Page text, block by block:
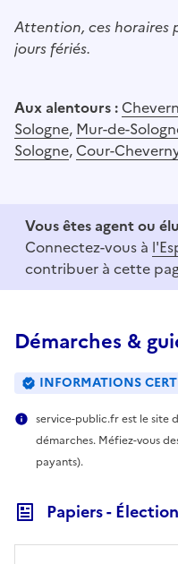
Attention, ces horaires
jours fériés.
Aux alentours :
Sologne, Mur-de-
Sologne, Cour-
Vous êtes agent ou
Connectez-vous à
contribuer à cette
Démarches &
INFORMATIONS
service-public.fr est le site
démarches. Méfiez-vous
payants).
Papiers -